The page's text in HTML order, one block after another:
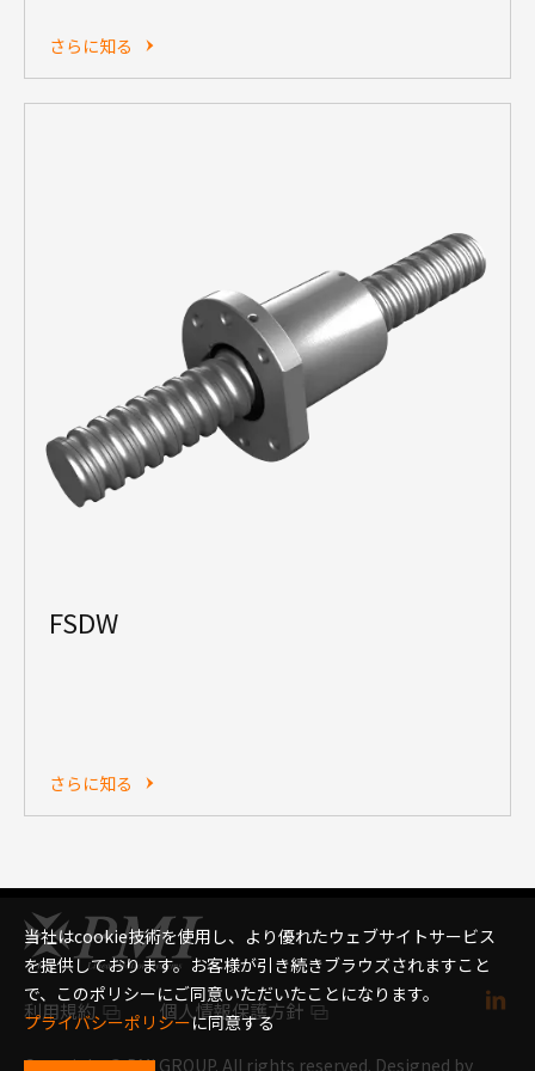
さらに知る
FSDW
さらに知る
Copyright © PMI GROUP. All rights reserved. Designed by
利用規約 個人情報保護方針
当社はcookie技術を使用し、より優れたウェブサイトサービス
を提供しております。お客様が引き続きブラウズされますこと
で、このポリシーにご同意いただいたことになります。
プライバシーポリシーに同意する